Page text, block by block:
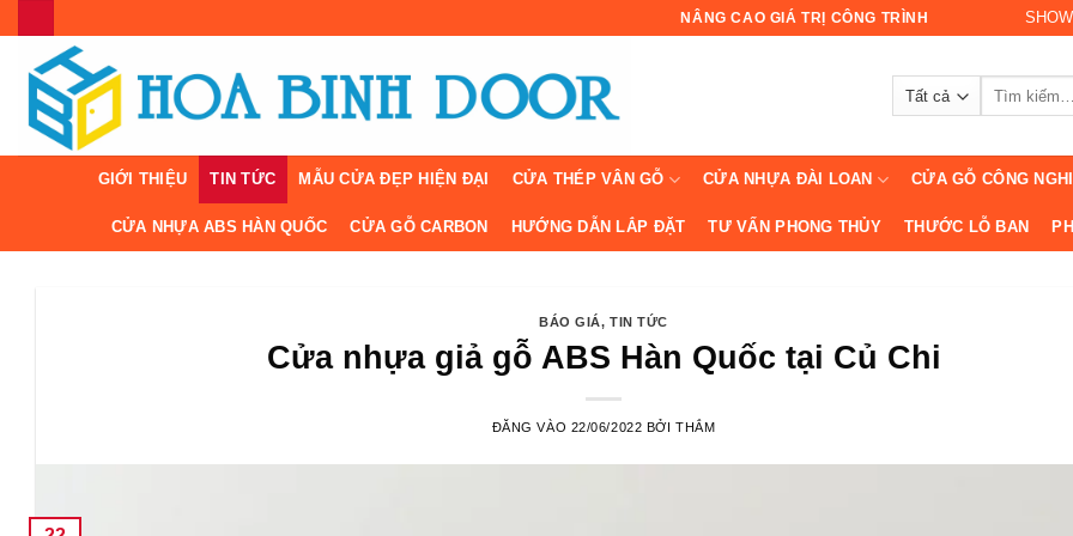
dung
NÂNG CAO GIÁ TRỊ CÔNG TRÌNH
GIỚI THIỆU TIN TỨC MẪU CỬA ĐẸP HIỆN ĐẠI CỬA THÉP VÂN GỖ CỬA NHỰA ĐÀI LOAN CỬA GỖ CÔNG
CỬA NHỰA ABS HÀN QUỐC CỬA GỖ CARBON HƯỚNG DẪN LẮP ĐẶT TƯ VẤN PHONG THỦY THƯỚC LỖ BAN
BÁO GIÁ,TIN TỨC
Cửa nhựa giả gỗ ABS Hàn Quốc tại Củ Chi
ĐĂNG VÀO 22/06/2022 BỞITHẮM